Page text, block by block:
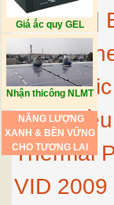
Giá ắc quy GEL
Nhận thicông NLMT
NĂNG LƯỢNG
XANH & BỀN VỮNG
CHO TƯƠNG LAI
System|
nhiệt|
phím
Thermal
VID 2009